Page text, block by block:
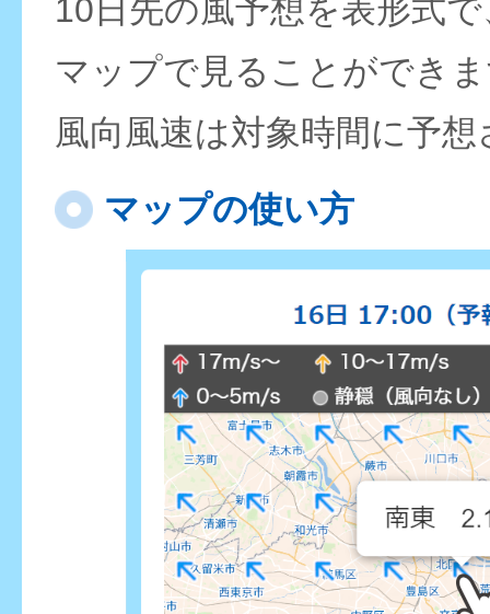
10日先の風予想を表形式
マップで見ることができ
風向風速は対象時間に予
マップの使い方